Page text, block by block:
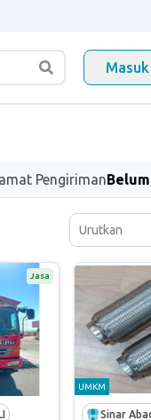
Masuk
Pengiriman
Urutkan
Jasa
UMKM
Sinar